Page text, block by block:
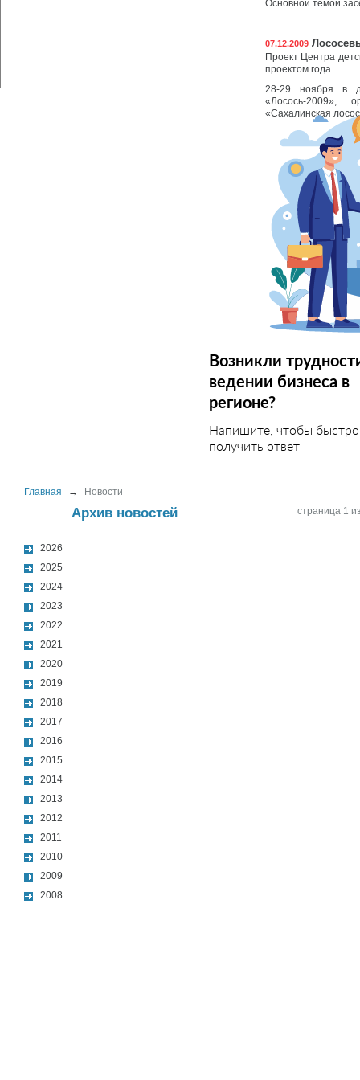
Возникли
ведении бизнеса в
регионе?
Напишите, чтобы быстро
получить ответ
Главная → Новости
Архив новостей
2026
2025
2024
2023
2022
2021
2020
2019
2018
2017
2016
2015
2014
2013
2012
2011
2010
2009
2008
Основной темой
07.12.2009
Проект Центра
проектом года.
28-29 ноября в
«Лосось-2009»,
«Сахалинская
страница 1